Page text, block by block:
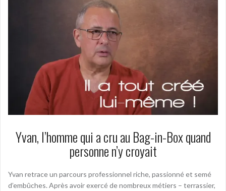
Yvan, l’homme qui a cru au Bag-in-Box quand
personne n’y croyait
Yvan retrace un parcours professionnel riche, passionné et semé
d’embûches. Après avoir exercé de nombreux métiers – terrassier,